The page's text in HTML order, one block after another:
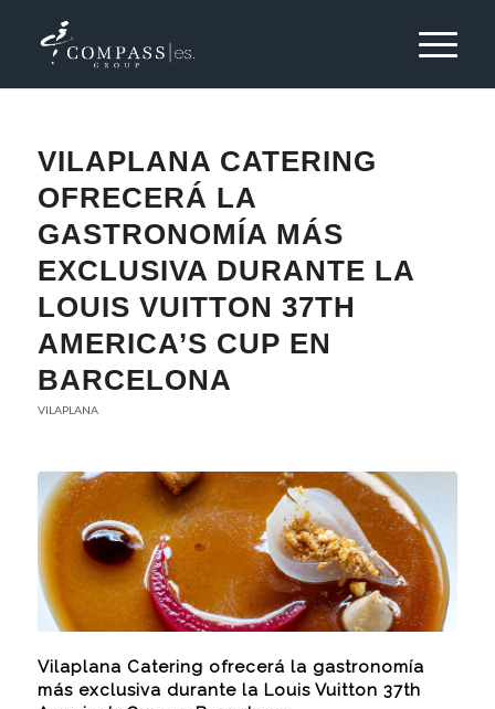
VILAPLANA CATERING
OFRECERÁ LA
GASTRONOMÍA MÁS
EXCLUSIVA DURANTE LA
LOUIS VUITTON 37TH
AMERICA’S CUP EN
BARCELONA
VILAPLANA
Vilaplana Catering ofrecerá la gastronomía
más exclusiva durante la Louis Vuitton 37th